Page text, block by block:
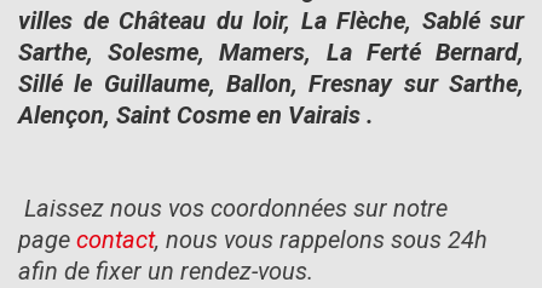
villes de Château du loir, La Flèche, Sablé sur
Sarthe, Solesme, Mamers, La Ferté Bernard,
Sillé le Guillaume, Ballon, Fresnay sur Sarthe,
Alençon, Saint Cosme en Vairais .
Laissez nous vos coordonnées sur notre
page contact, nous vous rappelons sous 24h
afin de fixer un rendez-vous.